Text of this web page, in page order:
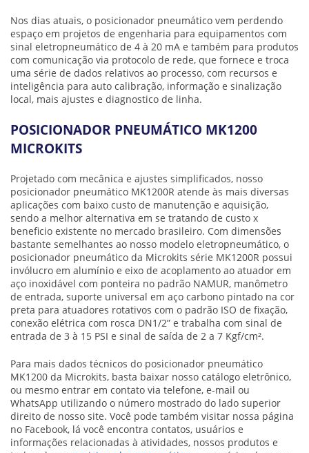
Nos dias atuais, o posicionador pneumático vem perdendo
espaço em projetos de engenharia para equipamentos com
sinal eletropneumático de 4 à 20 mA e também para produtos
com comunicação via protocolo de rede, que fornece e troca
uma série de dados relativos ao processo, com recursos e
inteligência para auto calibração, informação e sinalização
local, mais ajustes e diagnostico de linha.
POSICIONADOR PNEUMÁTICO MK1200
MICROKITS
Projetado com mecânica e ajustes simplificados, nosso
posicionador pneumático MK1200R atende às mais diversas
aplicações com baixo custo de manutenção e aquisição,
sendo a melhor alternativa em se tratando de custo x
beneficio existente no mercado brasileiro. Com dimensões
bastante semelhantes ao nosso modelo eletropneumático, o
posicionador pneumático da Microkits série MK1200R possui
invólucro em alumínio e eixo de acoplamento ao atuador em
aço inoxidável com ponteira no padrão NAMUR, manômetro
de entrada, suporte universal em aço carbono pintado na cor
preta para atuadores rotativos com o padrão ISO de fixação,
conexão elétrica com rosca DN1/2” e trabalha com sinal de
entrada de 3 à 15 PSI e sinal de saída de 2 a 7 Kgf/cm².
Para mais dados técnicos do posicionador pneumático
MK1200 da Microkits, basta baixar nosso catálogo eletrônico,
ou mesmo entrar em contato via telefone, e-mail ou
WhatsApp utilizando o número mostrado do lado superior
direito de nosso site. Você pode também visitar nossa página
no Facebook, lá você encontra contatos, usuários e
informações relacionadas à atividades, nossos produtos e